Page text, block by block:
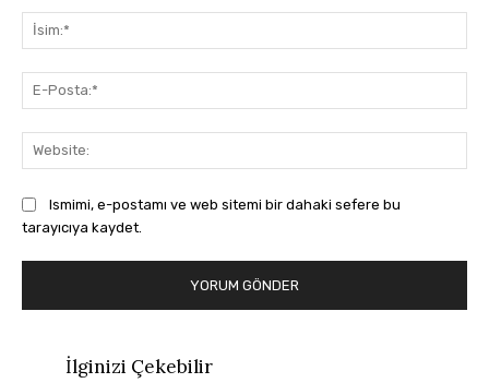
Ismimi, e-postamı ve web sitemi bir dahaki sefere bu
tarayıcıya kaydet.
İlginizi Çekebilir